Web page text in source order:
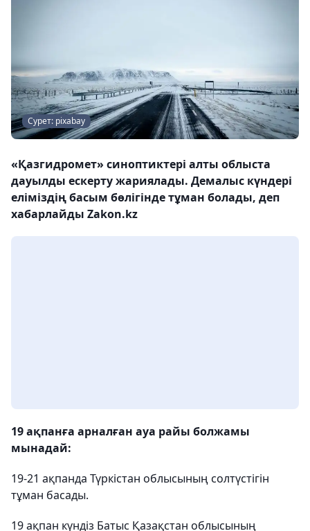
Сурет: pixabay
«Қазгидромет» синоптиктері алты облыста
дауылды ескерту жариялады. Демалыс күндері
еліміздің басым бөлігінде тұман болады, деп
хабарлайды Zakon.kz
19 ақпанға арналған ауа райы болжамы
мынадай:
19-21 ақпанда Түркістан облысының солтүстігін
тұман басады.
19 ақпан күндіз Батыс Қазақстан облысының